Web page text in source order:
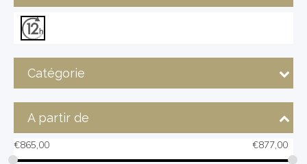
Catégorie
A partir de
€865,00 €877,00